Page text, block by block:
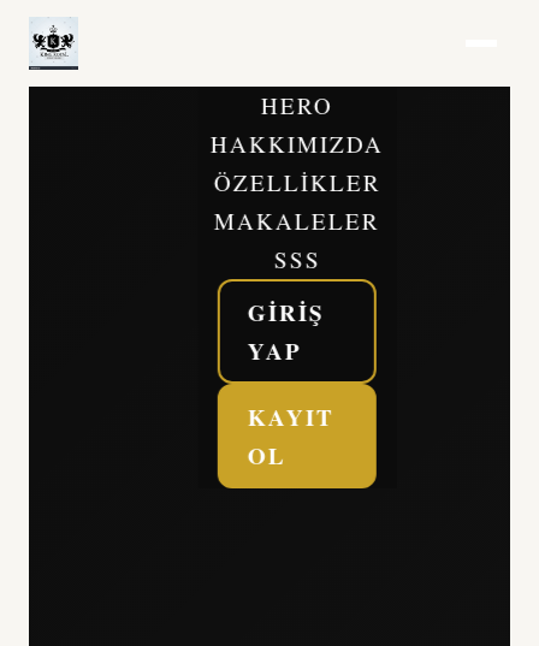
HERO
HAKKIMIZDA
ÖZELLIKLER
MAKALELER
SSS
GIRIŞ
YAP
KAYIT
OL